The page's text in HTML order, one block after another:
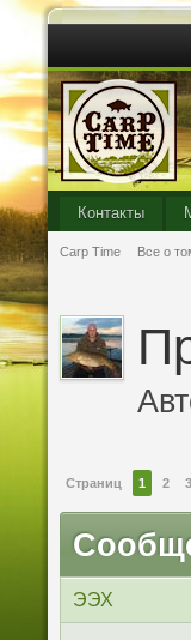
Контакты
Carp Time Все о
Страниц 1 2 3
ЭЭХ